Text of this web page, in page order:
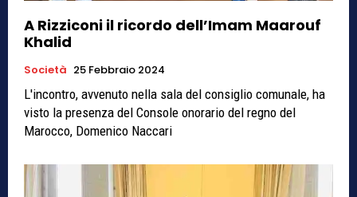
A Rizziconi il ricordo dell’Imam Maarouf
Khalid
Società 25 Febbraio 2024
L'incontro, avvenuto nella sala del consiglio comunale, ha
visto la presenza del Console onorario del regno del
Marocco, Domenico Naccari